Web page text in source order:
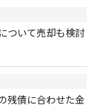
ついて売却も検討
残債に合わせた金